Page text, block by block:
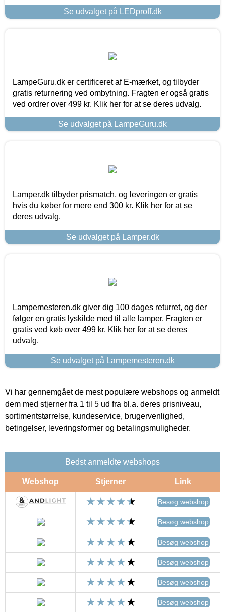
Se udvalget på LEDproff.dk
LampeGuru.dk er certificeret af E-mærket, og tilbyder
gratis returnering ved ombytning. Fragten er også gratis
ved ordrer over 499 kr. Klik her for at se deres udvalg.
Se udvalget på LampeGuru.dk
Lamper.dk tilbyder prismatch, og leveringen er gratis
hvis du køber for mere end 300 kr. Klik her for at se
deres udvalg.
Se udvalget på Lamper.dk
Lampemesteren.dk giver dig 100 dages returret, og der
følger en gratis lyskilde med til alle lamper. Fragten er
gratis ved køb over 499 kr. Klik her for at se deres
udvalg.
Se udvalget på Lampemesteren.dk
Vi har gennemgået de mest populære webshops og anmeldt
dem med stjerner fra 1 til 5 ud fra bl.a. deres prisniveau,
sortimentstørrelse, kundeservice, brugervenlighed,
betingelser, leveringsformer og betalingsmuligheder.
Bedst anmeldte webshops
Webshop Stjerner Link
Besøg webshop
Besøg webshop
Besøg webshop
Besøg webshop
Besøg webshop
Besøg webshop